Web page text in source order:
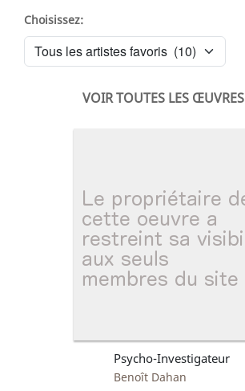
Choisissez:
VOIR TOUTES LES ŒUVRES
Psycho-Investigateur
Benoît Dahan